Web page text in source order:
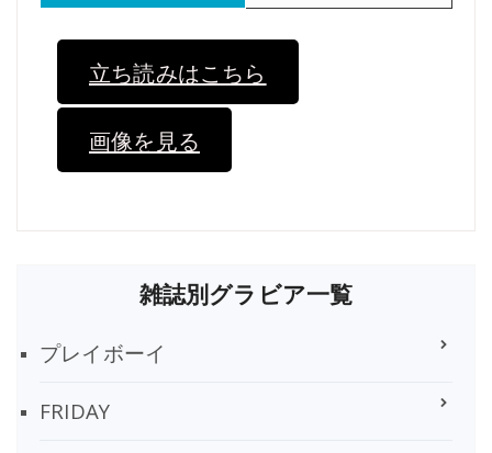
立ち読みはこちら
画像を見る
雑誌別グラビア一覧
プレイボーイ
FRIDAY